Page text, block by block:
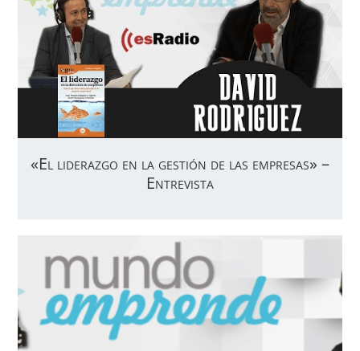
«El liderazgo en la gestión de las empresas» –
Entrevista